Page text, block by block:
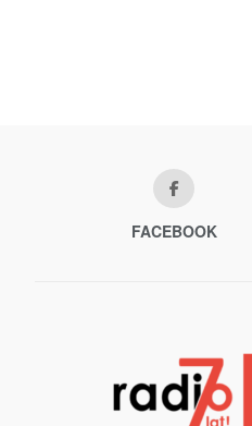
FACEBOOK